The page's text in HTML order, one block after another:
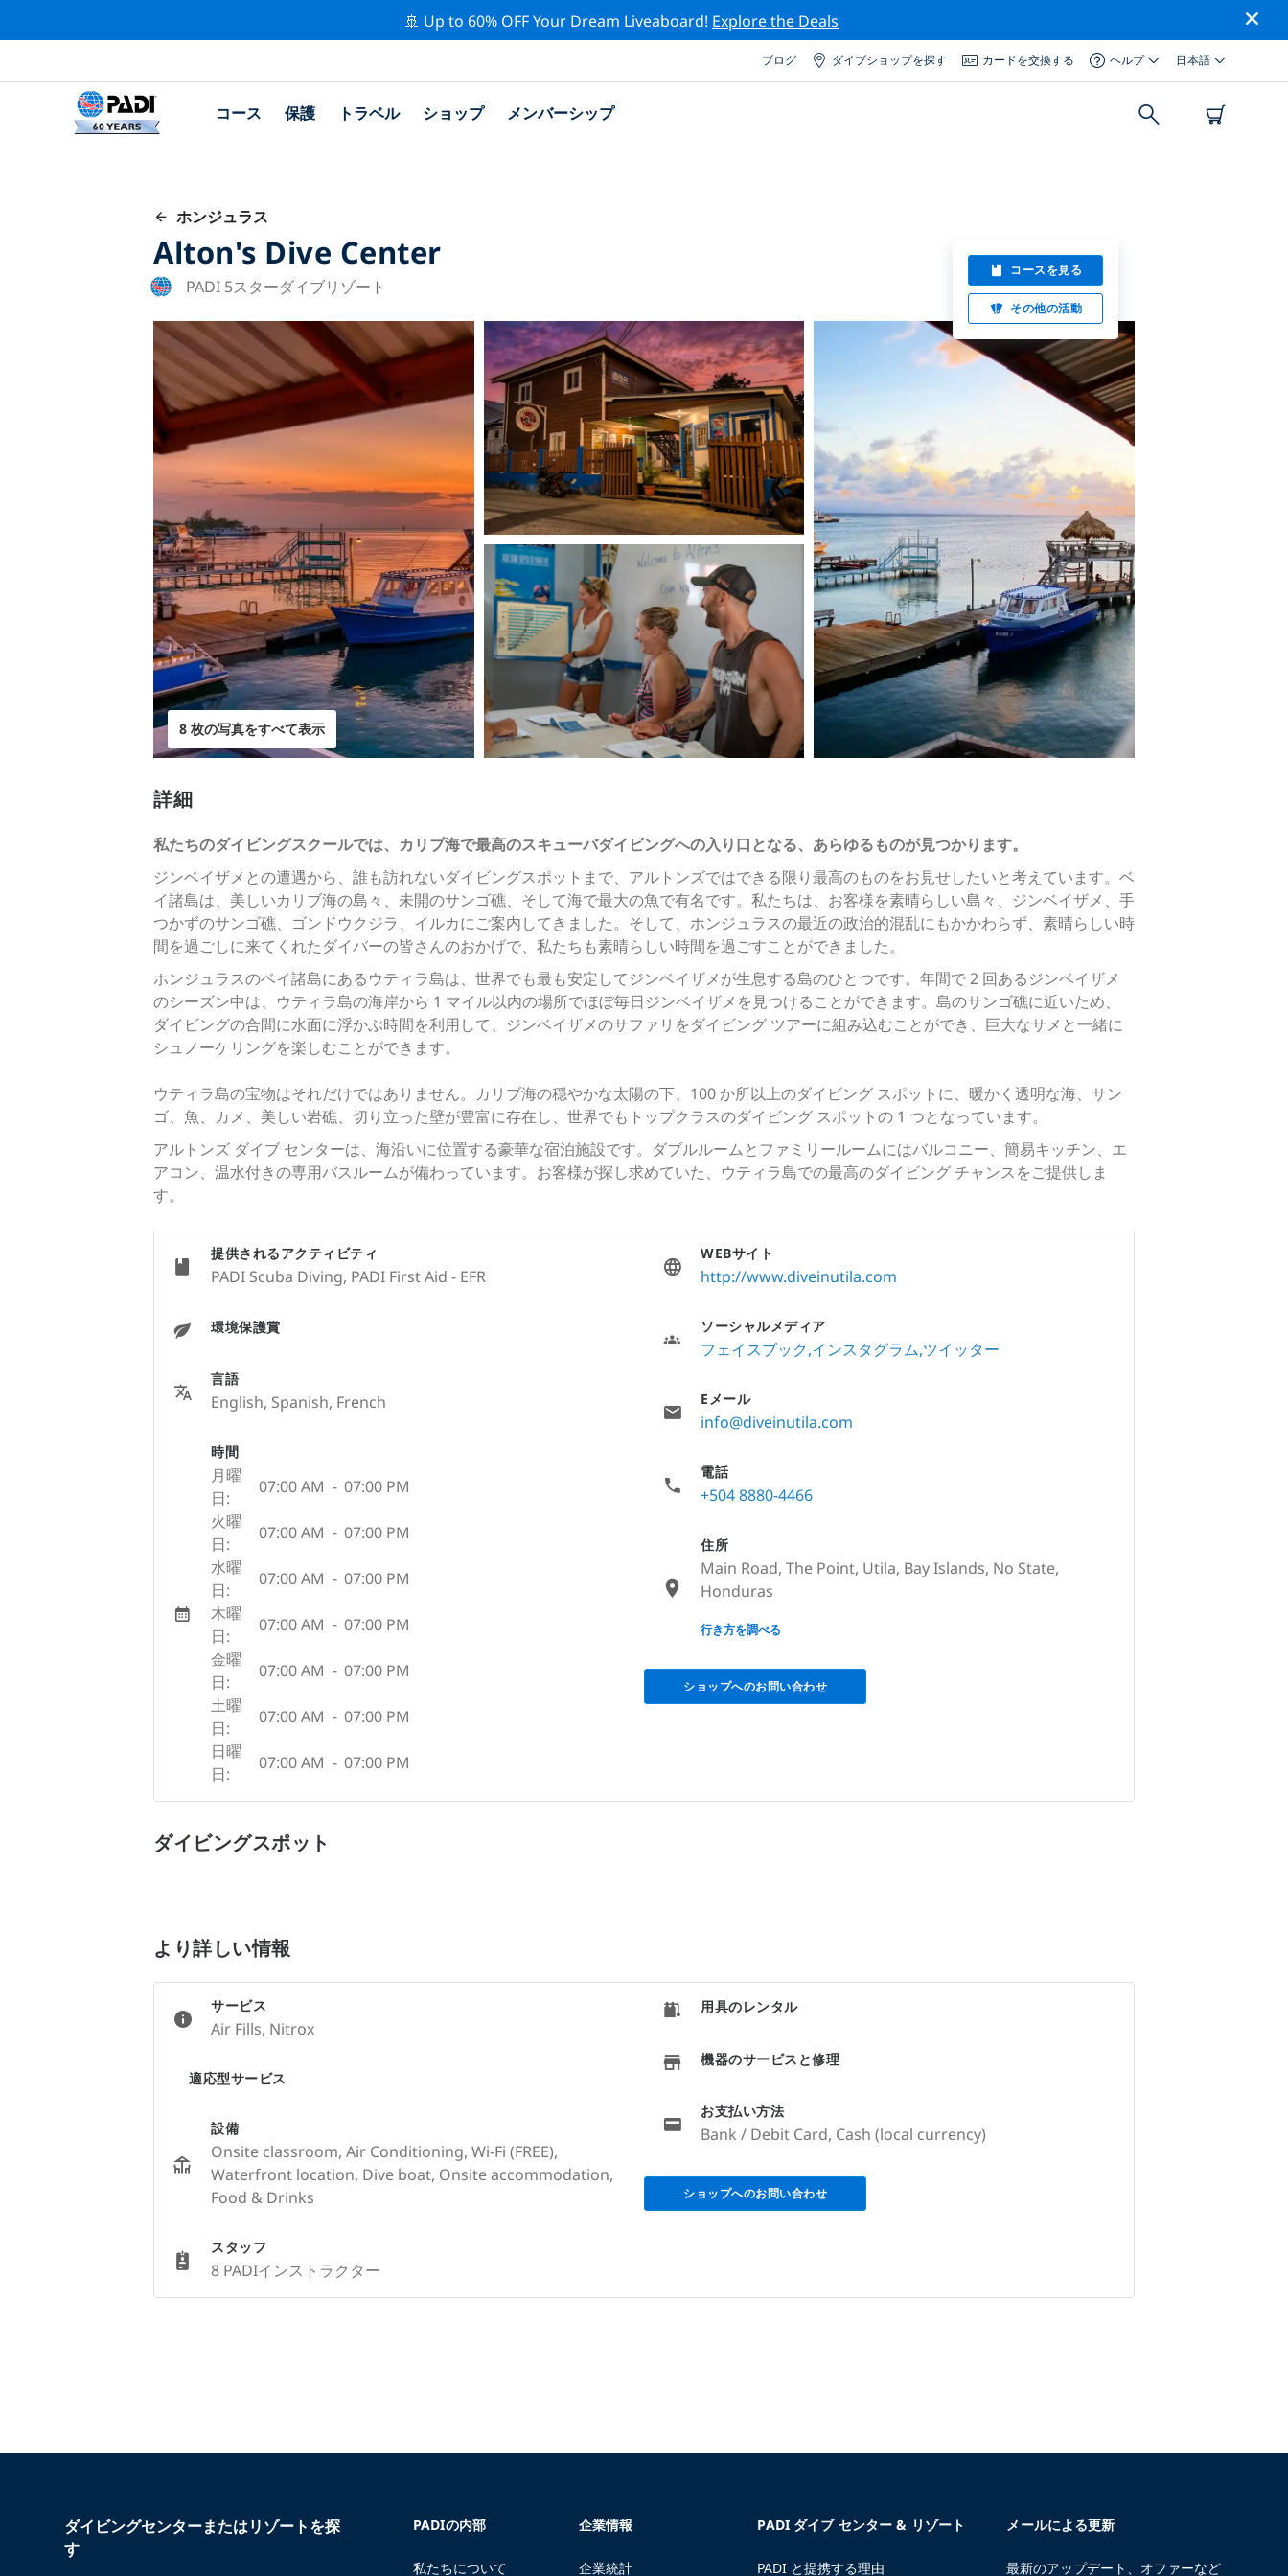
🚢 Up to 60% OFF Your Dream Liveaboard! Explore the Deals
ブログ ダイブショップを探す カードを交換する ヘルプ 日本語
コース 保護 トラベル ショップ メンバーシップ
ホンジュラス
Alton's Dive Center
PADI 5スターダイブリゾート
コースを見る
その他の活動
8 枚の写真をすべて表示
詳細
私たちのダイビングスクールでは、カリブ海で最高のスキューバダイビングへの入り口となる、あらゆるものが見つかります。
ジンベイザメとの遭遇から、誰も訪れないダイビングスポットまで、アルトンズではできる限り最高のものをお見せしたいと考えています。ベ
イ諸島は、美しいカリブ海の島々、未開のサンゴ礁、そして海で最大の魚で有名です。私たちは、お客様を素晴らしい島々、ジンベイザメ、手
つかずのサンゴ礁、ゴンドウクジラ、イルカにご案内してきました。そして、ホンジュラスの最近の政治的混乱にもかかわらず、素晴らしい時
間を過ごしに来てくれたダイバーの皆さんのおかげで、私たちも素晴らしい時間を過ごすことができました。
ホンジュラスのベイ諸島にあるウティラ島は、世界でも最も安定してジンベイザメが生息する島のひとつです。年間で 2 回あるジンベイザメ
のシーズン中は、ウティラ島の海岸から 1 マイル以内の場所でほぼ毎日ジンベイザメを見つけることができます。島のサンゴ礁に近いため、
ダイビングの合間に水面に浮かぶ時間を利用して、ジンベイザメのサファリをダイビング ツアーに組み込むことができ、巨大なサメと一緒に
シュノーケリングを楽しむことができます。
ウティラ島の宝物はそれだけではありません。カリブ海の穏やかな太陽の下、100 か所以上のダイビング スポットに、暖かく透明な海、サン
ゴ、魚、カメ、美しい岩礁、切り立った壁が豊富に存在し、世界でもトップクラスのダイビング スポットの 1 つとなっています。
アルトンズ ダイブ センターは、海沿いに位置する豪華な宿泊施設です。ダブルルームとファミリールームにはバルコニー、簡易キッチン、エ
アコン、温水付きの専用バスルームが備わっています。お客様が探し求めていた、ウティラ島での最高のダイビング チャンスをご提供しま
す。
提供されるアクティビティ
PADI Scuba Diving, PADI First Aid - EFR
環境保護賞
言語
English, Spanish, French
時間
月曜
日:
07:00 AM - 07:00 PM
火曜
日:
07:00 AM - 07:00 PM
水曜
日:
07:00 AM - 07:00 PM
木曜
日:
07:00 AM - 07:00 PM
金曜
日:
07:00 AM - 07:00 PM
土曜
日:
07:00 AM - 07:00 PM
日曜
日:
07:00 AM - 07:00 PM
WEBサイト
http://www.diveinutila.com
ソーシャルメディア
フェイスブック インスタグラム ツイッター
Eメール
info@diveinutila.com
電話
+504 8880-4466
住所
Main Road, The Point, Utila, Bay Islands, No State,
Honduras
None
行き方を調べる
ショップへのお問い合わせ
ダイビングスポット
より詳しい情報
サービス
Air Fills, Nitrox
適応型サービス
設備
Onsite classroom, Air Conditioning, Wi-Fi (FREE),
Waterfront location, Dive boat, Onsite accommodation,
Food & Drinks
スタッフ
8 PADIインストラクター
用具のレンタル
機器のサービスと修理
お支払い方法
Bank / Debit Card, Cash (local currency)
ショップへのお問い合わせ
ダイビングセンターまたはリゾートを探
す
PADIの内部
私たちについて
企業情報
企業統計
PADI ダイブ センター & リゾート
PADI と提携する理由
メールによる更新
最新のアップデート、オファーなど